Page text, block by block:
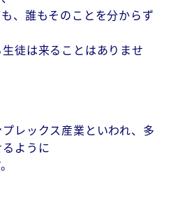
、誰もそのことを分からず
徒は来ることはありませ
レックス産業といわれ、多
ように